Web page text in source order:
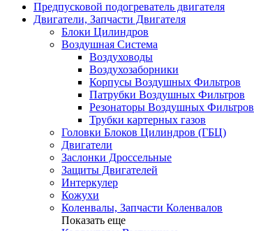
Предпусковой подогреватель двигателя
Двигатели, Запчасти Двигателя
Блоки Цилиндров
Воздушная Система
Воздуховоды
Воздухозаборники
Корпусы Воздушных Фильтров
Патрубки Воздушных Фильтров
Резонаторы Воздушных Фильтров
Трубки картерных газов
Головки Блоков Цилиндров (ГБЦ)
Двигатели
Заслонки Дроссельные
Защиты Двигателей
Интеркулер
Кожухи
Коленвалы, Запчасти Коленвалов
Показать еще